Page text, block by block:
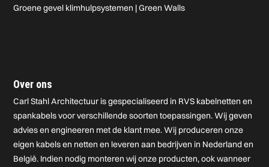
Groene gevel klimhulpsystemen | Green Walls
Over ons
Carl Stahl Architectuur is gespecialiseerd in RVS kabelnetten en
spankabels voor verschillende soorten toepassingen. Wij geven
advies en engineeren met de klant mee. Wij produceren onze
eigen kabels en netten en leveren aan bedrijven in Nederland en
België. Indien nodig monteren wij onze producten, ook wanneer